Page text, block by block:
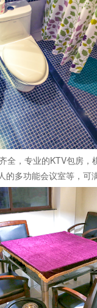
全，专业的KTV包房，
的多功能会议室等，可